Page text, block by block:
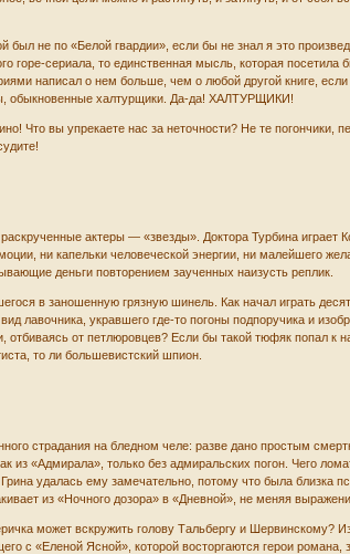
не по «Белой гвардии», если бы не знал я это
горе-сериала, то единственная мысль, которая
написал о нем больше, чем о любой другой книге, если
обыкновенные халтурщики. Да-да! ХАЛТУРЩИКИ!
Что вы упрекаете нас за неточности? Не те погончики,
актеры — «звезды». Доктора Турбина играет
ни капельки человеческой энергии, ни малейшего
деньги повторением заученных наизусть реплик.
в заношенную грязную шинель. Как начал играть
лавочника, укравшего где-то погоны подпоручика и
отбиваясь от петлюровцев? Если бы такой тюфяк попал к
то ли большевистский шпион.
страдания на бледном челе: разве дано простым
«Адмирала», только без адмиральских погон. Чего
удалась ему замечательно, потому что была близка
из «Ночного дозора» в «Дневной», не меняя
может вскружить голову Тальбергу и Шервинскому?
с «Еленой Ясной», которой восторгаются герои романа,